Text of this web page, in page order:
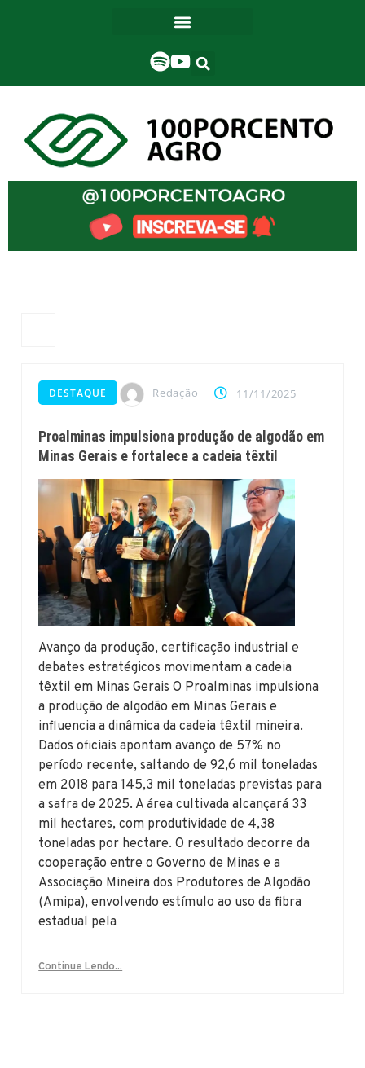
DESTAQUE Redação 11/11/2025
Proalminas impulsiona produção de algodão em
Minas Gerais e fortalece a cadeia têxtil
Avanço da produção, certificação industrial e
debates estratégicos movimentam a cadeia
têxtil em Minas Gerais O Proalminas impulsiona
a produção de algodão em Minas Gerais e
influencia a dinâmica da cadeia têxtil mineira.
Dados oficiais apontam avanço de 57% no
período recente, saltando de 92,6 mil toneladas
em 2018 para 145,3 mil toneladas previstas para
a safra de 2025. A área cultivada alcançará 33
mil hectares, com produtividade de 4,38
toneladas por hectare. O resultado decorre da
cooperação entre o Governo de Minas e a
Associação Mineira dos Produtores de Algodão
(Amipa), envolvendo estímulo ao uso da fibra
estadual pela
Continue Lendo...